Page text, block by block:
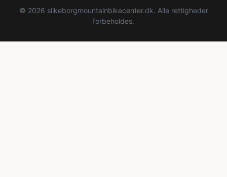
© 2026 silkeborgmountainbikecenter.dk. Alle rettigheder
forbeholdes.